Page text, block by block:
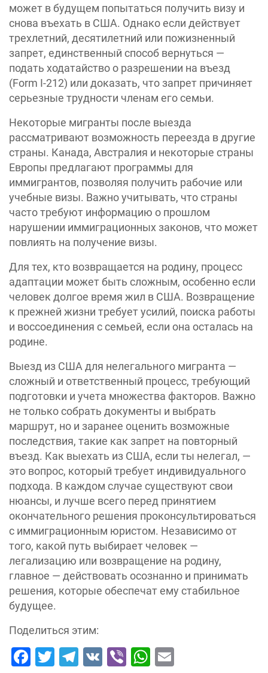
может в будущем попытаться получить визу и
снова въехать в США. Однако если действует
трехлетний, десятилетний или пожизненный
запрет, единственный способ вернуться —
подать ходатайство о разрешении на въезд
(Form I-212) или доказать, что запрет причиняет
серьезные трудности членам его семьи.
Некоторые мигранты после выезда
рассматривают возможность переезда в другие
страны. Канада, Австралия и некоторые страны
Европы предлагают программы для
иммигрантов, позволяя получить рабочие или
учебные визы. Важно учитывать, что страны
часто требуют информацию о прошлом
нарушении иммиграционных законов, что может
повлиять на получение визы.
Для тех, кто возвращается на родину, процесс
адаптации может быть сложным, особенно если
человек долгое время жил в США. Возвращение
к прежней жизни требует усилий, поиска работы
и воссоединения с семьей, если она осталась на
родине.
Выезд из США для нелегального мигранта —
сложный и ответственный процесс, требующий
подготовки и учета множества факторов. Важно
не только собрать документы и выбрать
маршрут, но и заранее оценить возможные
последствия, такие как запрет на повторный
въезд. Как выехать из США, если ты нелегал, —
это вопрос, который требует индивидуального
подхода. В каждом случае существуют свои
нюансы, и лучше всего перед принятием
окончательного решения проконсультироваться
с иммиграционным юристом. Независимо от
того, какой путь выбирает человек —
легализацию или возвращение на родину,
главное — действовать осознанно и принимать
решения, которые обеспечат ему стабильное
будущее.
Поделиться этим:
Facebook
Twitter
Telegram
VK ViberWhatsApp